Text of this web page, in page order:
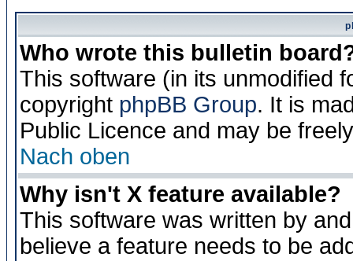
Who wrote this bulletin
This software (in its unmodified
copyright phpBB Group. It is
Public Licence and may be
Nach oben
Why isn't X feature available?
This software was written by
believe a feature needs to be